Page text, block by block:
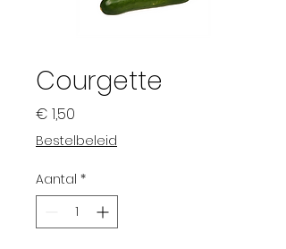
Courgette
€ 1,50
Bestelbeleid
Aantal *